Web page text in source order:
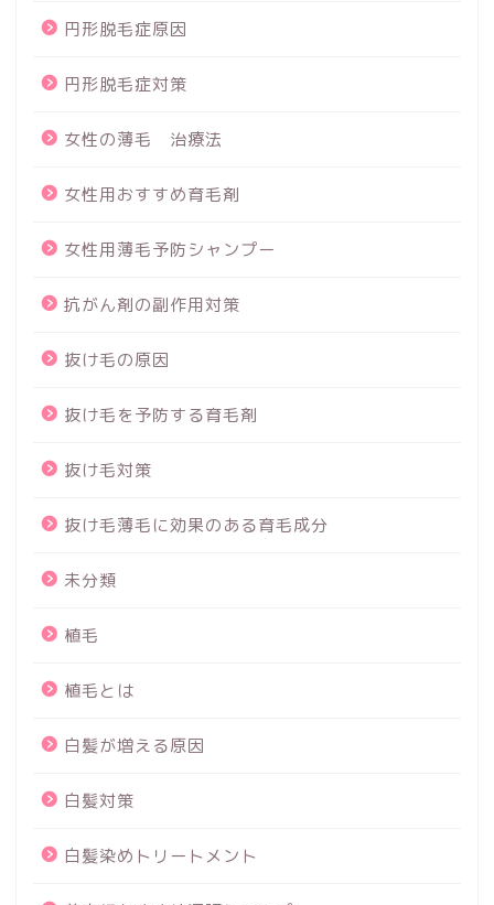
円形脱毛症原因
円形脱毛症対策
女性の薄毛 治療法
女性用おすすめ育毛剤
女性用薄毛予防シャンプー
抗がん剤の副作用対策
抜け毛の原因
抜け毛を予防する育毛剤
抜け毛対策
抜け毛薄毛に効果のある育毛成分
未分類
植毛
植毛とは
白髪が増える原因
白髪対策
白髪染めトリートメント